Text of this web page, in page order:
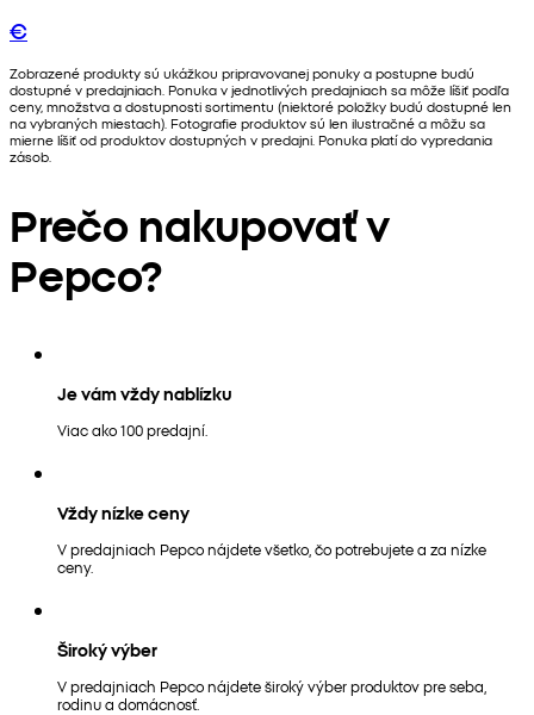
€
Zobrazené produkty sú ukážkou pripravovanej ponuky a postupne budú
dostupné v predajniach. Ponuka v jednotlivých predajniach sa môže líšiť podľa
ceny, množstva a dostupnosti sortimentu (niektoré položky budú dostupné len
na vybraných miestach). Fotografie produktov sú len ilustračné a môžu sa
mierne líšiť od produktov dostupných v predajni. Ponuka platí do vypredania
zásob.
Prečo nakupovať v
Pepco?
Je vám vždy nablízku
Viac ako 100 predajní.
Vždy nízke ceny
V predajniach Pepco nájdete všetko, čo potrebujete a za nízke
ceny.
Široký výber
V predajniach Pepco nájdete široký výber produktov pre seba,
rodinu a domácnosť.